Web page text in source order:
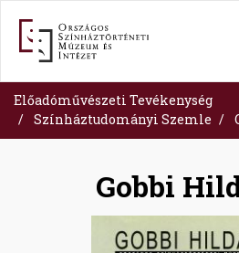
content
Előadóművészeti Tevékenység
Színháztudományi Szemle
Gobbi